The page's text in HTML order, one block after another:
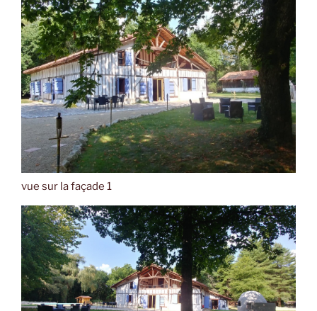
vue sur la façade 1